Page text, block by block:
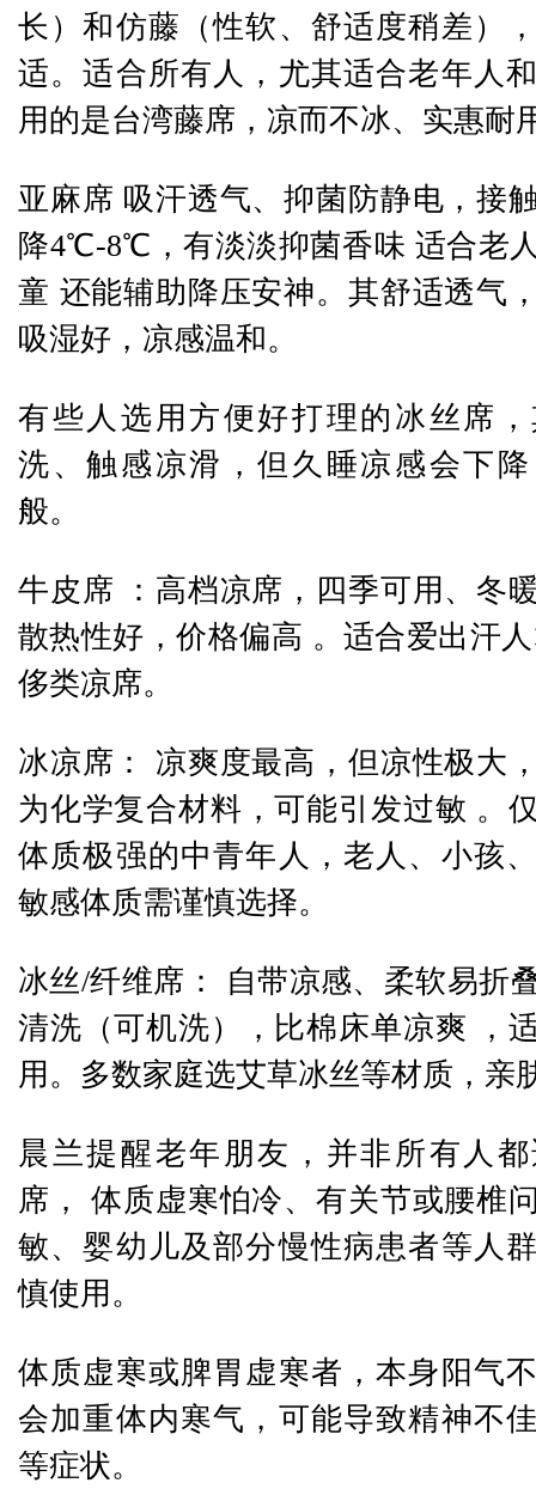
长）和仿藤（性软、舒适度稍差）
适。适合所有人，尤其适合老年人
用的是台湾藤席，凉而不冰、实惠耐
亚麻席 吸汗透气、抑菌防静电，接
降4℃-8℃，有淡淡抑菌香味 适合老
童 还能辅助降压安神。其舒适透气
吸湿好，凉感温和。
有些人选用方便好打理的冰丝席
洗、触感凉滑，但久睡凉感会下
般。
牛皮席 ：高档凉席，四季可用、冬
散热性好，价格偏高 。适合爱出汗
侈类凉席。
冰凉席： 凉爽度最高，但凉性极大
为化学复合材料，可能引发过敏 。
体质极强的中青年人，老人、小孩
敏感体质需谨慎选择。
冰丝/纤维席： 自带凉感、柔软易折
清洗（可机洗），比棉床单凉爽 ，
用。多数家庭选艾草冰丝等材质，亲
晨兰提醒老年朋友，并非所有人
席， 体质虚寒怕冷、有关节或腰椎
敏、婴幼儿及部分慢性病患者等人
慎使用。
体质虚寒或脾胃虚寒者，本身阳气
会加重体内寒气，可能导致精神不
等症状。